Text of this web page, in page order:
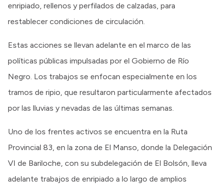
enripiado, rellenos y perfilados de calzadas, para
restablecer condiciones de circulación.
Estas acciones se llevan adelante en el marco de las
políticas públicas impulsadas por el Gobierno de Río
Negro. Los trabajos se enfocan especialmente en los
tramos de ripio, que resultaron particularmente afectados
por las lluvias y nevadas de las últimas semanas.
Uno de los frentes activos se encuentra en la Ruta
Provincial 83, en la zona de El Manso, donde la Delegación
VI de Bariloche, con su subdelegación de El Bolsón, lleva
adelante trabajos de enripiado a lo largo de amplios